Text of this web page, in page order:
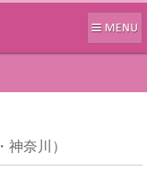
奈川）